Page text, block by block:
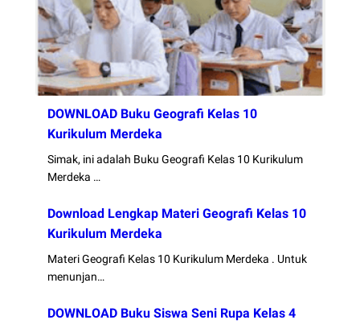
DOWNLOAD Buku Geografi Kelas 10
Kurikulum Merdeka
Simak, ini adalah Buku Geografi Kelas 10 Kurikulum
Merdeka …
Download Lengkap Materi Geografi Kelas 10
Kurikulum Merdeka
Materi Geografi Kelas 10 Kurikulum Merdeka . Untuk
menunjan…
DOWNLOAD Buku Siswa Seni Rupa Kelas 4